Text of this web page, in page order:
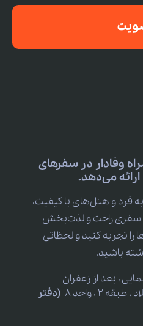
وفادار در سفرهای
می‌دهد.
فرد و هتل‌های با کیفیت،
سفری راحت و لذت‌بخش
را تجربه کنید و لحظاتی
باشید.
، بعد از زعفران
2 ، واحد 8
(دفتر